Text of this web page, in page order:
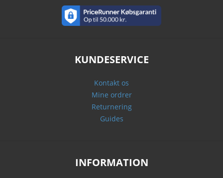
KUNDESERVICE
Kontakt os
Mine ordrer
Returnering
Guides
INFORMATION